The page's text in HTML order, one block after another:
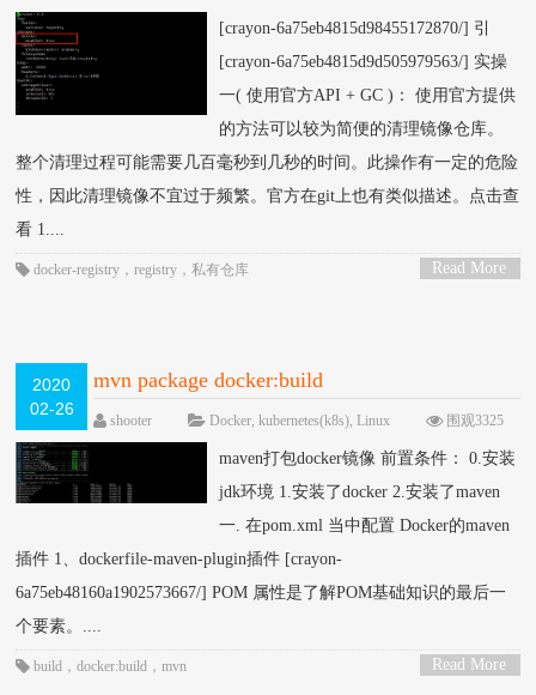
论
[crayon-6a75eb4815d98455172870/] 引
[crayon-6a75eb4815d9d505979563/] 实操
一( 使用官方API + GC )： 使用官方提供
的方法可以较为简便的清理镜像仓库。
整个清理过程可能需要几百毫秒到几秒的时间。此操作有一定的危险
性，因此清理镜像不宜过于频繁。官方在git上也有类似描述。点击查
看 1....
Read More
docker-registry ，registry ，私有仓库
2020
02-26
mvn package docker:build
shooter Docker,kubernetes(k8s),Linux
围观3325
次
已关闭评论
maven打包docker镜像 前置条件： 0.安装
jdk环境 1.安装了docker 2.安装了maven
一. 在pom.xml 当中配置 Docker的maven
插件 1、dockerfile-maven-plugin插件 [crayon-
6a75eb48160a1902573667/] POM 属性是了解POM基础知识的最后一
个要素。....
Read More
build ，docker:build ，mvn